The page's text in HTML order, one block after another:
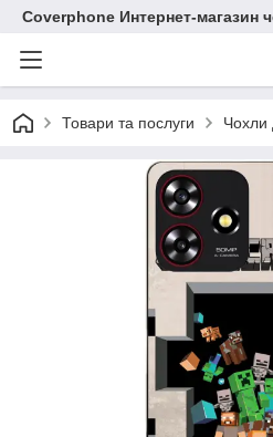
Coverphone Интернет-магазин
Товари та послуги Чохли